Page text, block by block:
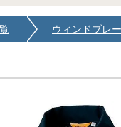
ウィンドブレ